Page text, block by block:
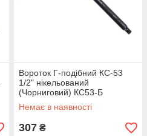
Вороток Г-подібний КС-53
1/2" нікельований
(Чорниговий) КС53-Б
Немає в наявності
307 ₴